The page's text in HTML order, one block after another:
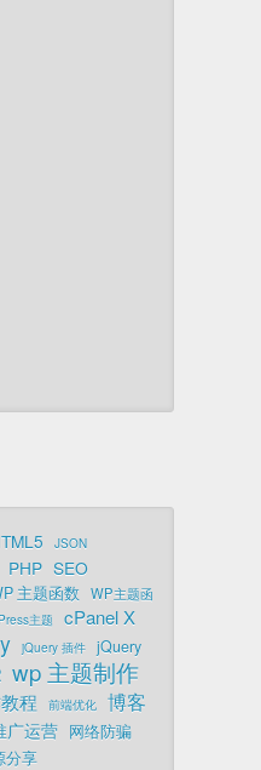
，所以需要显示开关，方便他
JSON
PHP SEO
主题函数 WP主题函
主题 cPanel X
jQuery 插件
jQuery
wp 主题制作
程 前端优化
博客
广运营 网络防骗
分享